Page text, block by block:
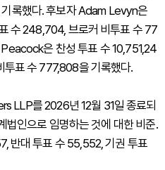
록했다. 후보자 Adam Levyn은
수 248,704, 브로커 비투표 수 77
은 찬성 투표 수 10,751,24
투표 수 777,808을 기록했다.
LLP를 2026년 12월 31일 종료되
법인으로 임명하는 것에 대한 비준.
반대 투표 수 55,552, 기권 투표